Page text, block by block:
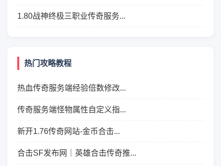
1.80战神终极三职业传奇服务...
热门攻略教程
热血传奇服务端经验倍数修改...
传奇服务端怪物属性自定义指...
新开1.76传奇网站-金币合击...
合击SF发布网｜英雄合击传奇推...